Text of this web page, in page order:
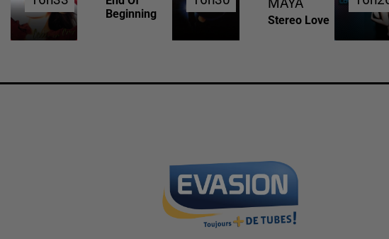
Beginning
MAYA
Stereo Love